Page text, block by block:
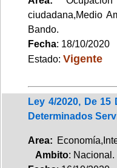
ciudadana,Medio
Bando.
Fecha: 18/10/2020
Estado: Vigente
Ley 4/2020, De
Determinados
Area:
Ambito: Nacional.